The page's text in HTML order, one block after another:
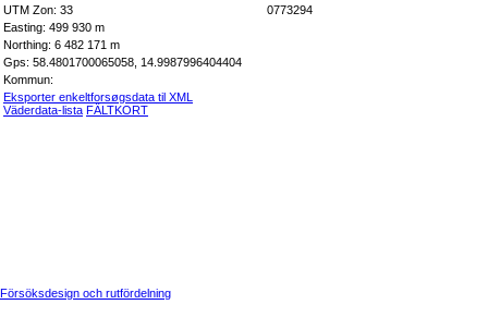
UTM Zon: 33
0773294
Easting: 499 930 m
Northing: 6 482 171 m
Gps: 58.4801700065058, 14.9987996404404
Kommun:
Eksporter enkeltforsøgsdata til XML
Väderdata-lista FÄLTKORT
Försöksdesign och rutfördelning